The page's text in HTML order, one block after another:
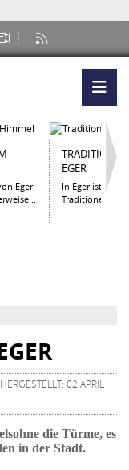
Eger
EGER
In Eger ist es
Traditionen zu...
02 APRIL
die Türme, es
in der Stadt.